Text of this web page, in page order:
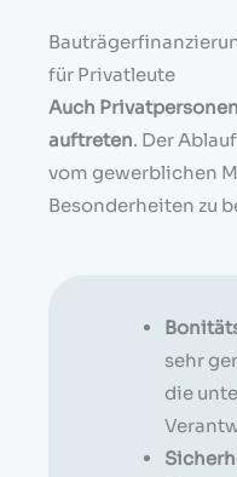
für Privatleute
Auch
auftreten. Der
vom gewerblichen
Besonderheiten zu
sehr
die